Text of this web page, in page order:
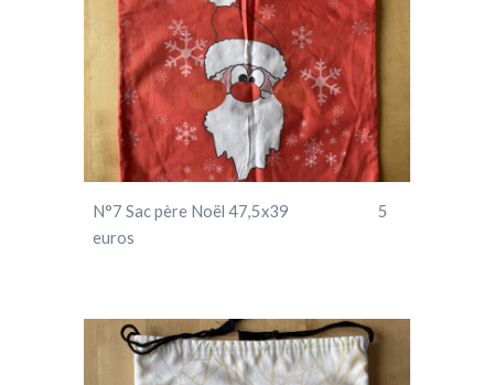
N°7 Sac père Noël 47,5x39 5
euros